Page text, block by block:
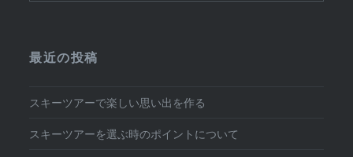
最近の投稿
スキーツアーで楽しい思い出を作る
スキーツアーを選ぶ時のポイントについて